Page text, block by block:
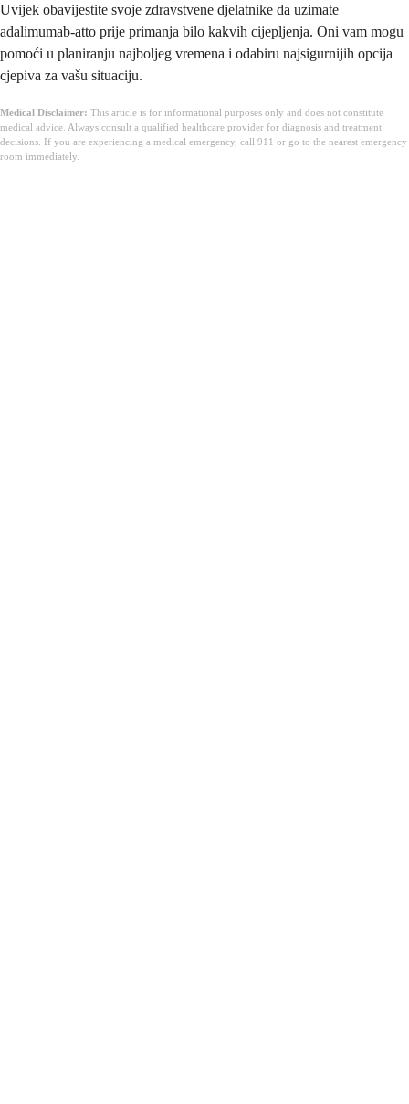
Uvijek obavijestite svoje zdravstvene djelatnike da uzimate
adalimumab-atto prije primanja bilo kakvih cijepljenja. Oni vam mogu
pomoći u planiranju najboljeg vremena i odabiru najsigurnijih opcija
cjepiva za vašu situaciju.
Medical Disclaimer: This article is for informational purposes only and does not constitute
medical advice. Always consult a qualified healthcare provider for diagnosis and treatment
decisions. If you are experiencing a medical emergency, call 911 or go to the nearest emergency
room immediately.